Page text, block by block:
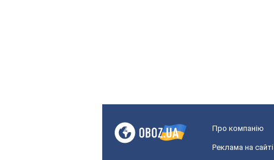
Про компанію
Реклама на сайті